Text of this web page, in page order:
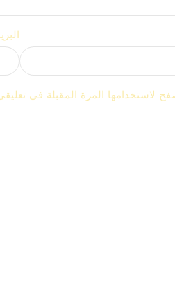
لاستخدامها المرة المقبلة في